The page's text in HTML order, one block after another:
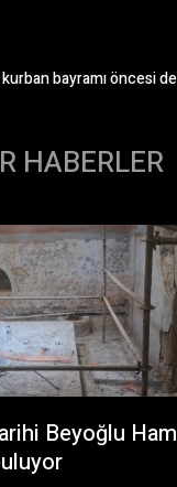
bayramı öncesi
HABERLER
Beyoğlu